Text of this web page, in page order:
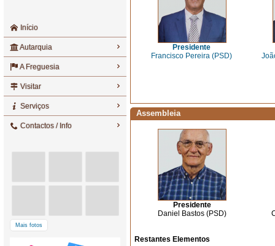
Início
Autarquia
A Freguesia
Visitar
Serviços
Contactos / Info
Mais fotos
Presidente
Francisco Pereira (PSD)
Assembleia
Presidente
Daniel Bastos (PSD)
Restantes Elementos